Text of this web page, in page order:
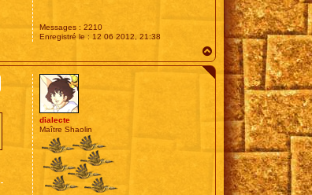
Messages : 2210
Enregistré le : 12 06 2012, 21:38
a
u
dialecte
Maître Shaolin